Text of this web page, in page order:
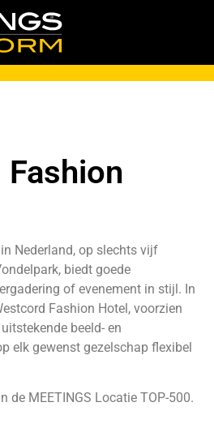
Nederland, op slechts vijf
biedt goede
of evenement in stijl. In
Fashion Hotel, voorzien
beeld- en
elk gewenst gezelschap flexibel
de MEETINGS Locatie TOP-500.